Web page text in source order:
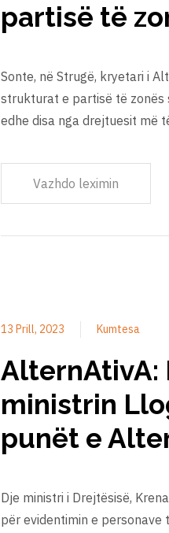
partisë të
Sonte, në Strugë, kryetari i
strukturat e partisë të zonës
edhe disa nga drejtuesit më
Vazhdo leximin
13 Prill, 2023 Kumtesa
AlternAtivA:
ministrin
punët e
Dje ministri i Drejtësisë,
për evidentimin e personave